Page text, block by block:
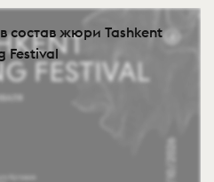
состав жюри Tashkent
Festival